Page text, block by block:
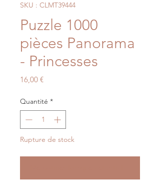
SKU : CLMT39444
Puzzle 1000
pièces Panorama
- Princesses
16,00 €Prix
Quantité *
Rupture de stock